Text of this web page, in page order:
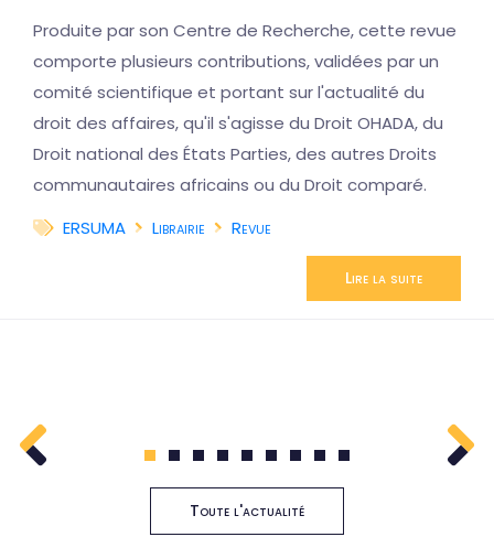
Produite par son Centre de Recherche, cette revue
comporte plusieurs contributions, validées par un
comité scientifique et portant sur l'actualité du
droit des affaires, qu'il s'agisse du Droit OHADA, du
Droit national des États Parties, des autres Droits
communautaires africains ou du Droit comparé.
ERSUMA
Librairie Revue
Lire la suite
1 2 3 4 5 6 7 8 9
Toute l'actualité